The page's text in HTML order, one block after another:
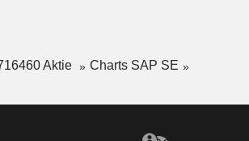
Aktie
Charts SAP SE